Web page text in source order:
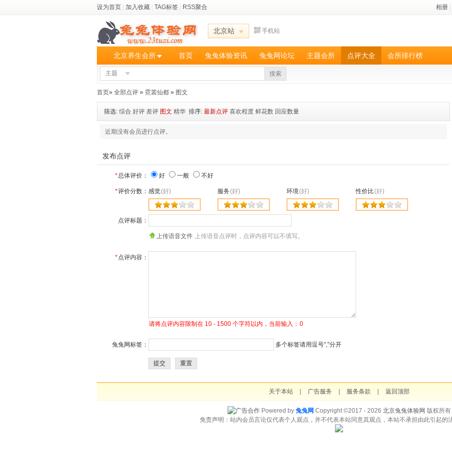
设为首页 加入收藏 TAG标签 RSS聚合 相册
北京站 手机站
北京养生会所 首页 兔兔体验资讯 兔兔网论坛 主题会所 点评大全 会所排行榜
主题 搜索
首页» 全部点评 » 霓裳仙都 » 图文
筛选: 综合 好评 差评 图文 精华 排序: 最新点评 喜欢程度 鲜花数 回应数量
近期没有会员进行点评。
发布点评
*总体评价： 好 一般 不好
*评价分数： 感觉(好) 服务(好) 环境(好) 性价比(好)
点评标题：
上传语音文件 上传语音点评时，点评内容可以不填写。
*点评内容：
请将点评内容限制在 10 - 1500 个字符以内，当前输入： 0
兔兔网标签： 多个标签请用逗号","分开
提交 重置
关于本站 广告服务 服务条款 返回顶部
Powered by 兔兔网 Copyright ©2017 - 2026 北京兔兔体验网 版权所有
免责声明：站内会员言论仅代表个人观点，并不代表本站同意其观点，本站不承担由此引起的